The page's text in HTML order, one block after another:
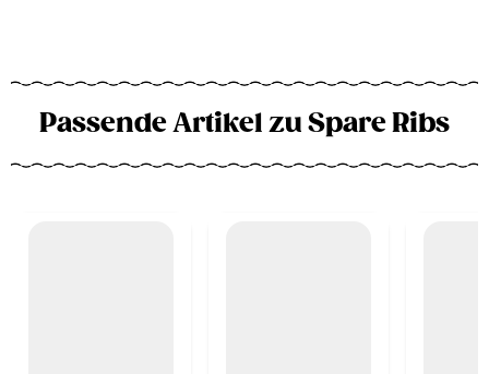
Passende Artikel zu Spare Ribs